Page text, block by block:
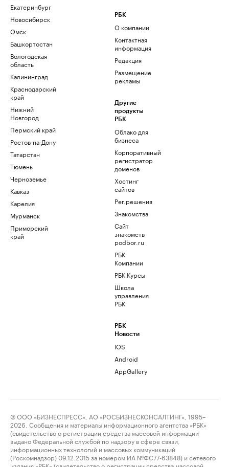
Екатеринбург
Новосибирск
Омск
Башкортостан
Вологодская
область
Калининград
Краснодарский
край
Нижний
Новгород
Пермский край
Ростов-на-Дону
Татарстан
Тюмень
Черноземье
Кавказ
Карелия
Мурманск
Приморский
край
РБК
О компании
Контактная
информация
Редакция
Размещение
рекламы
Другие
продукты
РБК
Облако для
бизнеса
Корпоративный
регистратор
доменов
Хостинг
сайтов
Рег.решения
Знакомства
Сайт
знакомств
podbor.ru
РБК
Компании
РБК Курсы
Школа
управления
РБК
РБК
Новости
iOS
Android
AppGallery
© ООО «БИЗНЕСПРЕСС», АО «РОСБИЗНЕСКОНСАЛТИНГ», 1995–
2026. Сообщения и материалы информационного агентства «РБК»
(свидетельство о регистрации средства массовой информации
выдано Федеральной службой по надзору в сфере связи,
информационных технологий и массовых коммуникаций
(Роскомнадзор) 09.12.2015 за номером ИА №ФС77-63848) и сетевого